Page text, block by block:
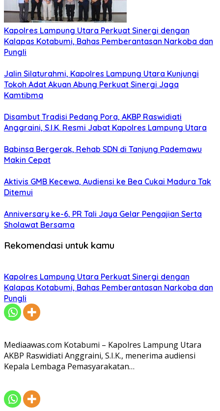
Kapolres Lampung Utara Perkuat Sinergi dengan
Kalapas Kotabumi, Bahas Pemberantasan Narkoba dan
Pungli
Jalin Silaturahmi, Kapolres Lampung Utara Kunjungi
Tokoh Adat Akuan Abung Perkuat Sinergi Jaga
Kamtibma
Disambut Tradisi Pedang Pora, AKBP Raswidiati
Anggraini, S.I.K. Resmi Jabat Kapolres Lampung Utara
Babinsa Bergerak, Rehab SDN di Tanjung Pademawu
Makin Cepat
Aktivis GMB Kecewa, Audiensi ke Bea Cukai Madura Tak
Ditemui
Anniversary ke-6, PR Tali Jaya Gelar Pengajian Serta
Sholawat Bersama
Rekomendasi untuk kamu
Kapolres Lampung Utara Perkuat Sinergi dengan
Kalapas Kotabumi, Bahas Pemberantasan Narkoba dan
Pungli
Mediaawas.com Kotabumi – Kapolres Lampung Utara
AKBP Raswidiati Anggraini, S.I.K., menerima audiensi
Kepala Lembaga Pemasyarakatan…